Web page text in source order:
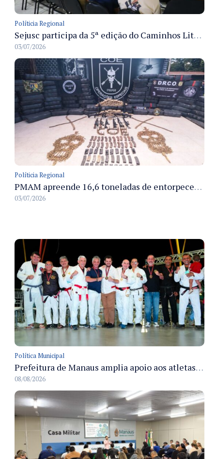
Políticia Regional
Sejusc participa da 5ª edição do Caminhos Literários com foco na cultura hip-hop nas unidades socioeducativas
03/07/2026
Políticia Regional
PMAM apreende 16,6 toneladas de entorpecentes e registra aumento nas prisões em flagrante e nas capturas de foragidos no primeiro semestre de 2026
03/07/2026
Política Municipal
Prefeitura de Manaus amplia apoio aos atletas de 100 para 150 beneficiados a partir do próximo ano
08/08/2026